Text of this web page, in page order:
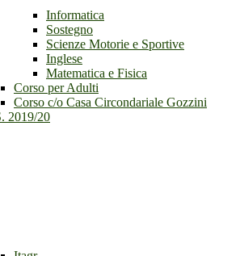
Informatica
Sostegno
Scienze Motorie e Sportive
Inglese
Matematica e Fisica
Corso per Adulti
Corso c/o Casa Circondariale Gozzini
2019/20